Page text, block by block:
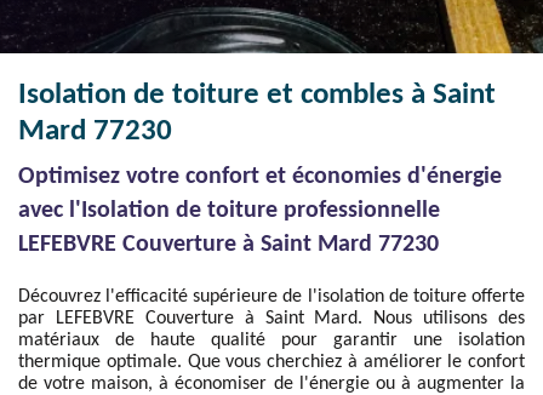
Isolation de toiture et combles à Saint
Mard 77230
Optimisez votre confort et économies d'énergie
avec l'Isolation de toiture professionnelle
LEFEBVRE Couverture à Saint Mard 77230
Découvrez l'efficacité supérieure de l'isolation de toiture offerte
par LEFEBVRE Couverture à Saint Mard. Nous utilisons des
matériaux de haute qualité pour garantir une isolation
thermique optimale. Que vous cherchiez à améliorer le confort
de votre maison, à économiser de l'énergie ou à augmenter la